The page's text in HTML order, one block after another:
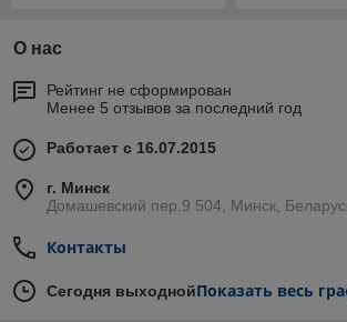
О нас
Рейтинг не сформирован
Менее 5 отзывов за последний год
Работает с 16.07.2015
г. Минск
Домашевский пер.9 504, Минск,
Контакты
Сегодня выходнойПоказать весь